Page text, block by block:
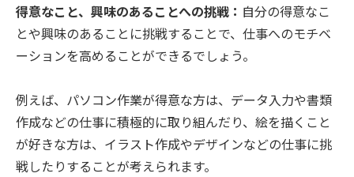
得意なこと、興味のあることへの挑戦： 自分の得意なこ
とや興味のあることに挑戦することで、仕事へのモチベ
ーションを高めることができるでしょう。
例えば、パソコン作業が得意な方は、データ入力や書類
作成などの仕事に積極的に取り組んだり、絵を描くこと
が好きな方は、イラスト作成やデザインなどの仕事に挑
戦したりすることが考えられます。